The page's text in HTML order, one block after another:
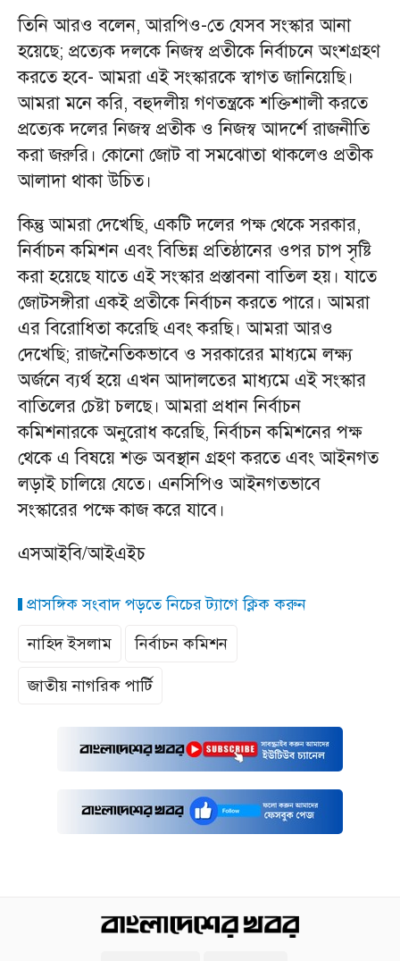
তিনি আরও বলেন, আরপিও-তে যেসব সংস্কার আনা
হয়েছে; প্রত্যেক দলকে নিজস্ব প্রতীকে নির্বাচনে অংশগ্রহণ
করতে হবে- আমরা এই সংস্কারকে স্বাগত জানিয়েছি।
আমরা মনে করি, বহুদলীয় গণতন্ত্রকে শক্তিশালী করতে
প্রত্যেক দলের নিজস্ব প্রতীক ও নিজস্ব আদর্শে রাজনীতি
করা জরুরি। কোনো জোট বা সমঝোতা থাকলেও প্রতীক
আলাদা থাকা উচিত।
কিন্তু আমরা দেখেছি, একটি দলের পক্ষ থেকে সরকার,
নির্বাচন কমিশন এবং বিভিন্ন প্রতিষ্ঠানের ওপর চাপ সৃষ্টি
করা হয়েছে যাতে এই সংস্কার প্রস্তাবনা বাতিল হয়। যাতে
জোটসঙ্গীরা একই প্রতীকে নির্বাচন করতে পারে। আমরা
এর বিরোধিতা করেছি এবং করছি। আমরা আরও
দেখেছি; রাজনৈতিকভাবে ও সরকারের মাধ্যমে লক্ষ্য
অর্জনে ব্যর্থ হয়ে এখন আদালতের মাধ্যমে এই সংস্কার
বাতিলের চেষ্টা চলছে। আমরা প্রধান নির্বাচন
কমিশনারকে অনুরোধ করেছি, নির্বাচন কমিশনের পক্ষ
থেকে এ বিষয়ে শক্ত অবস্থান গ্রহণ করতে এবং আইনগত
লড়াই চালিয়ে যেতে। এনসিপিও আইনগতভাবে
সংস্কারের পক্ষে কাজ করে যাবে।
এসআইবি/আইএইচ
প্রাসঙ্গিক সংবাদ পড়তে নিচের ট্যাগে ক্লিক করুন
নাহিদ ইসলাম
নির্বাচন কমিশন
জাতীয় নাগরিক পার্টি